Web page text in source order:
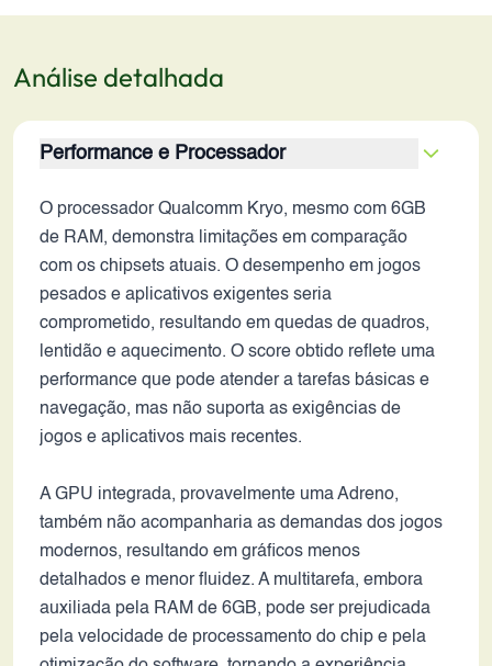
Análise detalhada
Performance e Processador
O processador Qualcomm Kryo, mesmo com 6GB
de RAM, demonstra limitações em comparação
com os chipsets atuais. O desempenho em jogos
pesados e aplicativos exigentes seria
comprometido, resultando em quedas de quadros,
lentidão e aquecimento. O score obtido reflete uma
performance que pode atender a tarefas básicas e
navegação, mas não suporta as exigências de
jogos e aplicativos mais recentes.
A GPU integrada, provavelmente uma Adreno,
também não acompanharia as demandas dos jogos
modernos, resultando em gráficos menos
detalhados e menor fluidez. A multitarefa, embora
auxiliada pela RAM de 6GB, pode ser prejudicada
pela velocidade de processamento do chip e pela